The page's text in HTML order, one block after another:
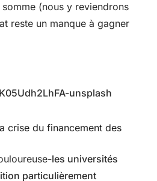
(nous y reviendrons
reste un manque à gagner
crise du financement des
-les universités
particulièrement